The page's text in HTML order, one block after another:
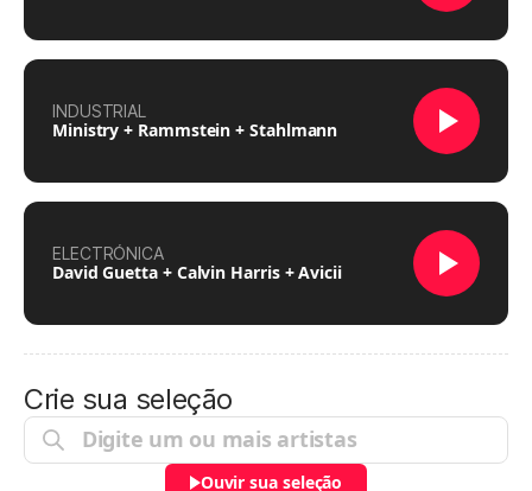
INDUSTRIAL
Ministry + Rammstein + Stahlmann
ELECTRÓNICA
David Guetta + Calvin Harris + Avicii
Crie sua seleção
Ouvir sua seleção